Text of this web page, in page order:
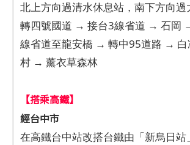
北上方向過清水休息站，南下方向過
轉四號國道 → 接台3線省道 → 石岡
線省道至龍安橋 → 轉中95道路 →
村 → 薰衣草森林
【搭乘高鐵】
經台中市
在高鐵台中站改搭台鐵由「新烏日站